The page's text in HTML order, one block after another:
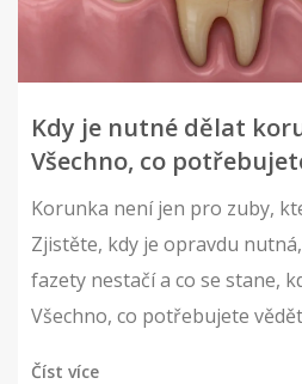
Kdy je nutné dělat
Všechno, co
Korunka není jen pro zuby,
Zjistěte, kdy je opravdu
fazety nestačí a co se stane,
Všechno, co potřebujete
Číst více